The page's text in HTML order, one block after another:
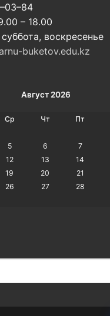
– 18.00
воскресенье
buketov.edu.kz
Август 2026
Ср Чт Пт
5 6 7
12 13 14
19 20 21
26 27 28